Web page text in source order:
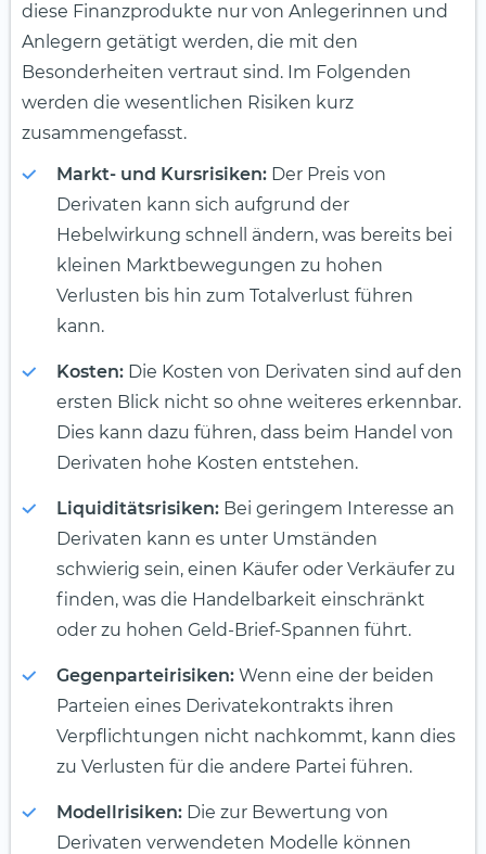
diese Finanzprodukte nur von Anlegerinnen und
Anlegern getätigt werden, die mit den
Besonderheiten vertraut sind. Im Folgenden
werden die wesentlichen Risiken kurz
zusammengefasst.
Markt- und Kursrisiken: Der Preis von
Derivaten kann sich aufgrund der
Hebelwirkung schnell ändern, was bereits bei
kleinen Marktbewegungen zu hohen
Verlusten bis hin zum Totalverlust führen
kann.
Kosten: Die Kosten von Derivaten sind auf den
ersten Blick nicht so ohne weiteres erkennbar.
Dies kann dazu führen, dass beim Handel von
Derivaten hohe Kosten entstehen.
Liquiditätsrisiken: Bei geringem Interesse an
Derivaten kann es unter Umständen
schwierig sein, einen Käufer oder Verkäufer zu
finden, was die Handelbarkeit einschränkt
oder zu hohen Geld-Brief-Spannen führt.
Gegenparteirisiken: Wenn eine der beiden
Parteien eines Derivatekontrakts ihren
Verpflichtungen nicht nachkommt, kann dies
zu Verlusten für die andere Partei führen.
Modellrisiken: Die zur Bewertung von
Derivaten verwendeten Modelle können